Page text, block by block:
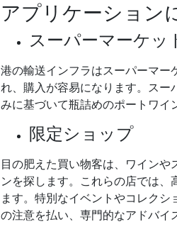
アプリケーション
スーパーマーケッ
港の輸送インフラはスーパーマー
れ、購入が容易になります。スー
みに基づいて瓶詰めのポートワイ
限定ショップ
目の肥えた買い物客は、ワイン
ンを探します。これらの店では
ます。特別なイベントやコレク
の注意を払い、専門的なアドバイ